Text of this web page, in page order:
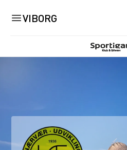
VIBORG